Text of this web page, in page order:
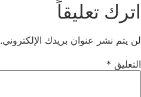
اترك تعليقاً
لن يتم نشر عنوان بريدك الإلكتروني.
التعليق *